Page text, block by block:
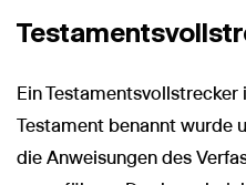
Ein Testamentsvollstrecker
Testament benannt wurde
die Anweisungen des